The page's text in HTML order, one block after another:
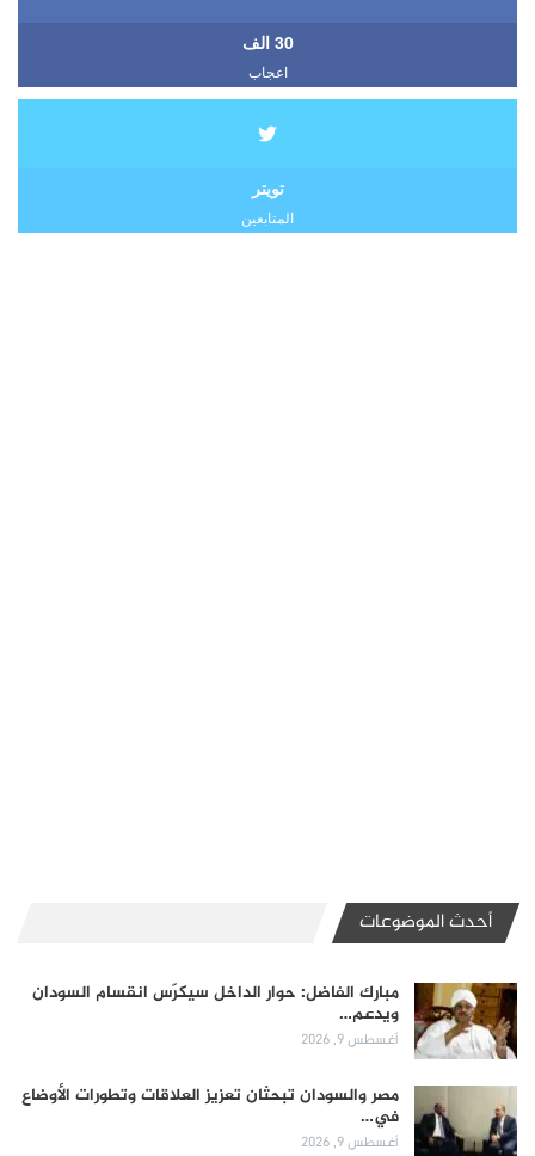
30 الف
اعجاب
تويتر
المتابعين
أحدث الموضوعات
مبارك الفاضل: حوار الداخل سيكرّس انقسام السودان
ويدعم…
أغسطس 9, 2026
مصر والسودان تبحثان تعزيز العلاقات وتطورات الأوضاع
في…
أغسطس 9, 2026